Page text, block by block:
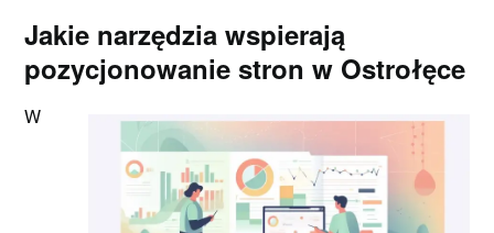
Jakie narzędzia wspierają
pozycjonowanie stron w Ostrołęce
W